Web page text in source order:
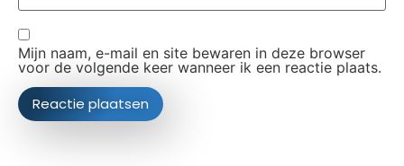
Mijn naam, e-mail en site bewaren in deze browser
voor de volgende keer wanneer ik een reactie plaats.